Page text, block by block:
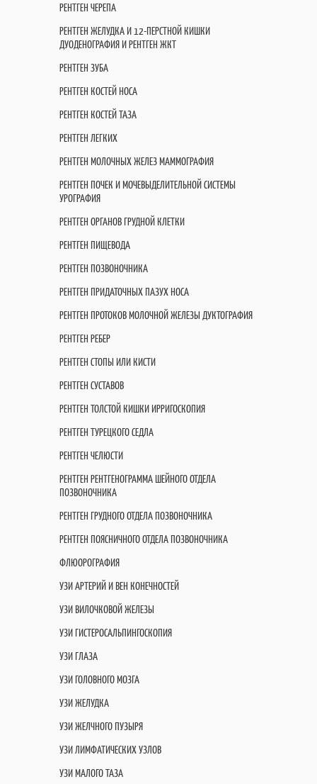
РЕНТГЕН ЧЕРЕПА
РЕНТГЕН ЖЕЛУДКА И 12-ПЕРСТНОЙ КИШКИ
ДУОДЕНОГРАФИЯ И РЕНТГЕН ЖКТ
РЕНТГЕН ЗУБА
РЕНТГЕН КОСТЕЙ НОСА
РЕНТГЕН КОСТЕЙ ТАЗА
РЕНТГЕН ЛЕГКИХ
РЕНТГЕН МОЛОЧНЫХ ЖЕЛЕЗ МАММОГРАФИЯ
РЕНТГЕН ПОЧЕК И МОЧЕВЫДЕЛИТЕЛЬНОЙ СИСТЕМЫ
УРОГРАФИЯ
РЕНТГЕН ОРГАНОВ ГРУДНОЙ КЛЕТКИ
РЕНТГЕН ПИЩЕВОДА
РЕНТГЕН ПОЗВОНОЧНИКА
РЕНТГЕН ПРИДАТОЧНЫХ ПАЗУХ НОСА
РЕНТГЕН ПРОТОКОВ МОЛОЧНОЙ ЖЕЛЕЗЫ ДУКТОГРАФИЯ
РЕНТГЕН РЕБЕР
РЕНТГЕН СТОПЫ ИЛИ КИСТИ
РЕНТГЕН СУСТАВОВ
РЕНТГЕН ТОЛСТОЙ КИШКИ ИРРИГОСКОПИЯ
РЕНТГЕН ТУРЕЦКОГО СЕДЛА
РЕНТГЕН ЧЕЛЮСТИ
РЕНТГЕН РЕНТГЕНОГРАММА ШЕЙНОГО ОТДЕЛА
ПОЗВОНОЧНИКА
РЕНТГЕН ГРУДНОГО ОТДЕЛА ПОЗВОНОЧНИКА
РЕНТГЕН ПОЯСНИЧНОГО ОТДЕЛА ПОЗВОНОЧНИКА
ФЛЮОРОГРАФИЯ
УЗИ АРТЕРИЙ И ВЕН КОНЕЧНОСТЕЙ
УЗИ ВИЛОЧКОВОЙ ЖЕЛЕЗЫ
УЗИ ГИСТЕРОСАЛЬПИНГОСКОПИЯ
УЗИ ГЛАЗА
УЗИ ГОЛОВНОГО МОЗГА
УЗИ ЖЕЛУДКА
УЗИ ЖЕЛЧНОГО ПУЗЫРЯ
УЗИ ЛИМФАТИЧЕСКИХ УЗЛОВ
УЗИ МАЛОГО ТАЗА